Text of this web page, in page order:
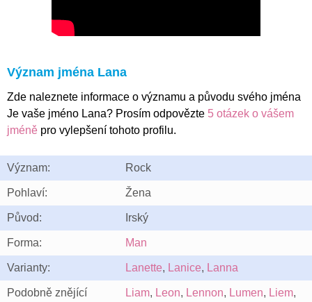
Význam jména Lana
Zde naleznete informace o významu a původu svého jména
Je vaše jméno Lana? Prosím odpovězte 5 otázek o vášem
jméně pro vylepšení tohoto profilu.
Význam: Rock
Pohlaví: Žena
Původ: Irský
Forma: Man
Varianty: Lanette, Lanice, Lanna
Podobně znějící
Liam, Leon, Lennon, Lumen, Liem,